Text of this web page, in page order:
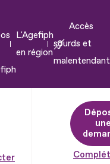
L'Agefiph
en région
Accès
sourds et